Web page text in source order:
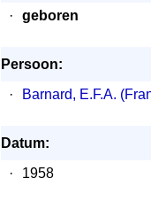
·
geboren
Persoon:
·
Barnard, E.F.A.
Datum:
·
1958